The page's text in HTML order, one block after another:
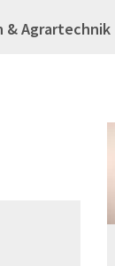
& Agrartechnik